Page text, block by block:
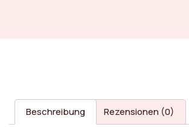
Beschreibung Rezensionen (0)